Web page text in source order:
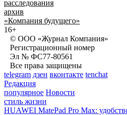
расследования
архив
«Компания будущего»
16+
© ООО «Журнал Компания»
Регистрационный номер
Эл № ФС77-80561
Все права защищены
telegram дзен вконтакте tenchat
Редакция
популярное Новости
стиль жизни
HUAWEI MatePad Pro Max: